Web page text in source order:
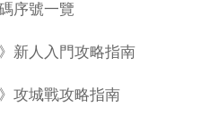
序號一覽
新人入門攻略指南
攻城戰攻略指南